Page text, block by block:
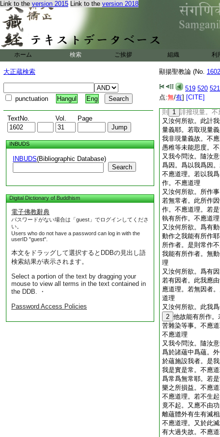
Link to the version 2015 Link to the version 2018
ホーム 検索 ご挨拶 組織 利
大正蔵検索
punctuation Hangul Eng
TextNo. Vol. Page
INBUDS
INBUDS(Bibliographic Database)
Search
Digital Dictionary of Buddhism
電子佛教辭典
パスワードがない場合は「guest」でログインしてくださ
い。
Users who do not have a password can log in with the
userID "guest".
本文をドラッグして選択するとDDBの見出し語
検索結果が表示されます。
Select a portion of the text by dragging your
mouse to view all terms in the text contained in
the DDB. ・
Password Access Policies
顯揚聖教論 (No.
519 520 521
点:無/有] [CITE]
埵覺者。我有形量
刹帝利等。或愚或
應道理
又汝何所欲。爲唯
覺。若亦於餘體起
一切境界覺因。不
又汝何所欲。於無
情覺。於餘有情數
若起者。是則無情
餘有情應是餘有情
則
1 誹撥現量。不
又汝何所欲。此計
量義耶。若取現量
我非現量義故。不
愚稚等未能思度。
又我今問汝。隨汝
爲因。爲以我爲因
不應道理。若以我
作。不應道理
又汝何所欲。所作
若無常者。此所作
作。不應道理。若
執有所作。不應道理
又汝何所欲。爲有
動作之我能有所作
所作者。是則常作
我能有所作者。無
理
又汝何所欲。爲有
若有因者。此我應
應道理。若無因者
道理
又汝何所欲。此我
2 他故能有所作
苦雜染等事。不應
不應道理
又我今問汝。隨汝
爲於諸蘊中爲蘊。
於蘊施設我者。是
我是實是常。不應
爲常爲無常耶。若
樂之所損益。不應
不應道理。若不生
竟不起。又應不由
離蘊體外有生有滅
不應道理。又於此
有大過失故。不應